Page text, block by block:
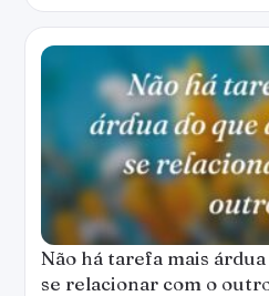
Não há tarefa mais
se relacionar com o